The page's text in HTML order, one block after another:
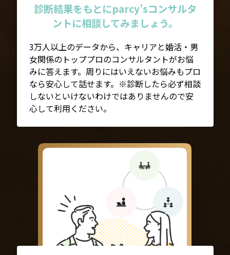
診断結果をもとにparcy’sコンサルタ
ントに相談してみましょう。
3万人以上のデータから、キャリアと婚活・男
女関係のトッププロのコンサルタントがお悩
みに答えます。周りにはいえないお悩みもプロ
なら安心して話せます。※診断したら必ず相談
しないといけないわけではありませんので安
心して利用ください。